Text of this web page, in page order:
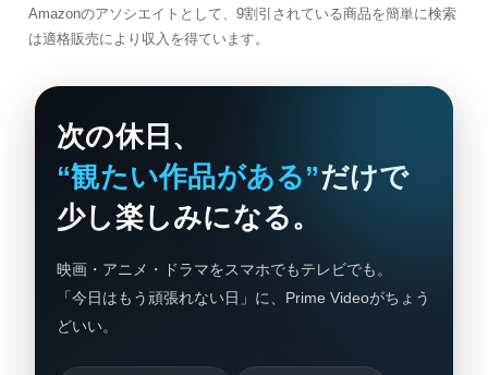
Amazonのアソシエイトとして、9割引されている商品を簡単に検索
は適格販売により収入を得ています。
次の休日、
“観たい作品がある”だけで
少し楽しみになる。
映画・アニメ・ドラマをスマホでもテレビでも。
「今日はもう頑張れない日」に、Prime Videoがちょう
どいい。